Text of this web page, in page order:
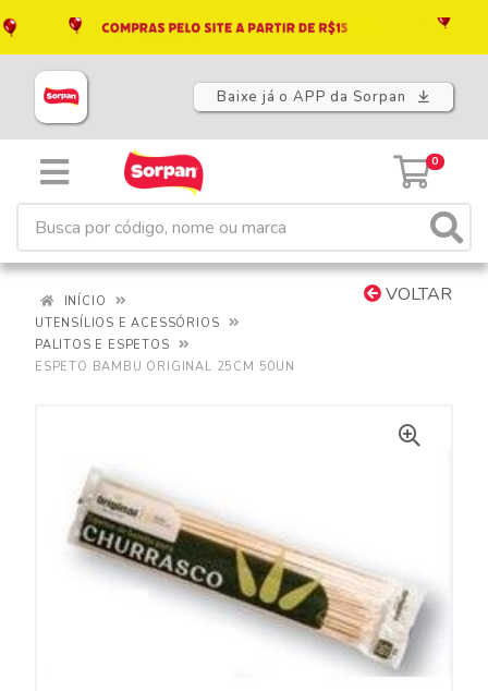
Baixe já o APP da Sorpan
0
VOLTAR
INÍCIO
UTENSÍLIOS E ACESSÓRIOS
PALITOS E ESPETOS
ESPETO BAMBU ORIGINAL 25CM 50UN